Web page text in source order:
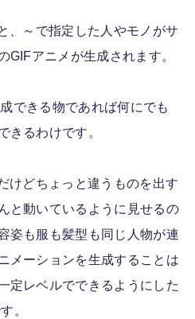
、～で指定した人やモノがサ
GIFアニメが生成されます。
できる物であれば何にでも
きるわけです。
けどちょっと違うものを出す
と動いているように見せるの
姿も服も髪型も同じ人物が連
メーションを生成することは
定レベルでできるようにした
。